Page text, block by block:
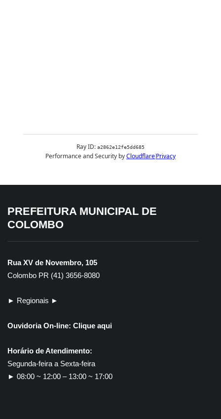
PREFEITURA MUNICIPAL DE
COLOMBO
Rua XV de Novembro, 105
Colombo PR (41) 3656-8080
► Regionais ►
Ouvidoria On-line: Clique aqui
Horário de Atendimento:
Segunda-feira a Sexta-feira
► 08:00 ~ 12:00 – 13:00 ~ 17:00